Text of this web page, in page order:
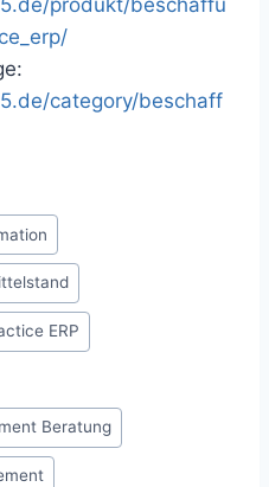
category/beschaff
ERP
Beratung